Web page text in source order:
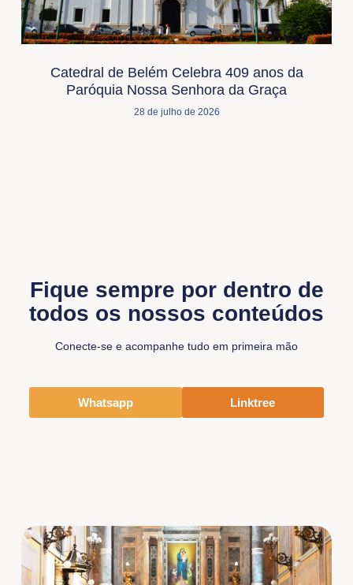
Catedral de Belém Celebra 409 anos da
Paróquia Nossa Senhora da Graça
28 de julho de 2026
Fique sempre por dentro de
todos os nossos conteúdos
Conecte-se e acompanhe tudo em primeira mão
Whatsapp Linktree